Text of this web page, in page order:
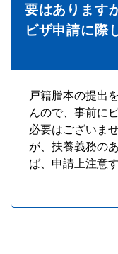
要はあります
ビザ申請に際
戸籍謄本の提出
んので、事前に
必要はございま
が、扶養義務の
ば、申請上注意